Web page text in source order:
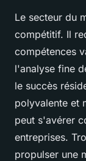
Le secteur du
compétitif. Il
compétences
l'analyse fine
le succès
polyvalente et
peut s'avérer
entreprises.
propulser une